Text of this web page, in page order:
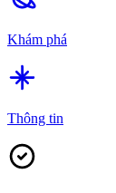
Khám phá
Thông tin